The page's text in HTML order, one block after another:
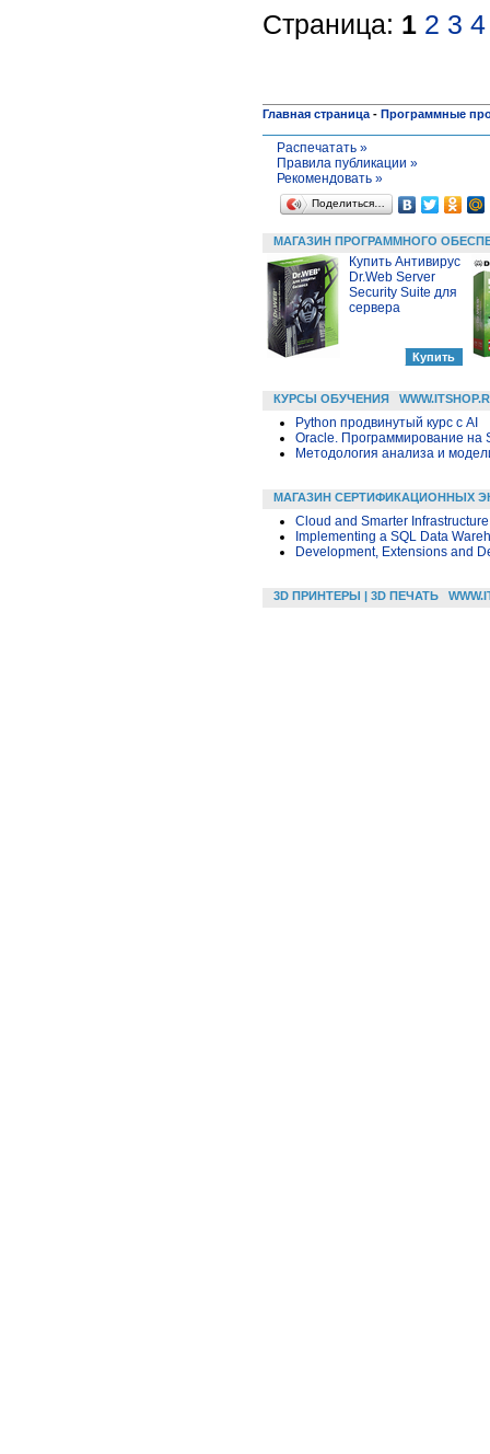
Страница: 1 2 3 4
Главная страница - Программные
Распечатать »
Правила публикации »
Рекомендовать »
Поделиться…
МАГАЗИН ПРОГРАММНОГО
Купить Антивирус
Dr.Web Server
Security Suite для
сервера
КУРСЫ ОБУЧЕНИЯ
Python продвинутый курс с AI
Oracle. Программирование на
Методология анализа и
МАГАЗИН СЕРТИФИКАЦИОННЫХ
Cloud and Smarter
Implementing a SQL Data
Development, Extensions and
3D ПРИНТЕРЫ | 3D ПЕЧАТЬ